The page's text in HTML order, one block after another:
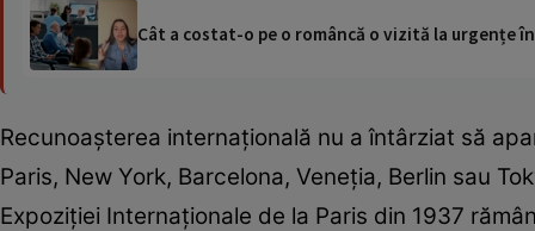
Cât a costat-o pe o româncă o vizită la urgențe
Recunoașterea internațională nu a întârziat să
Paris, New York, Barcelona, Veneția, Berlin sau
Expoziției Internaționale de la Paris din 1937